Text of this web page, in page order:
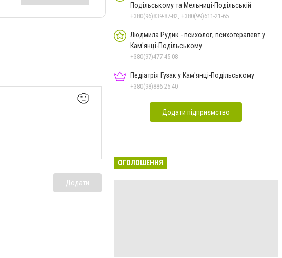
🙂
Додати
Подільському та Мельниці-Подільській
+380(96)839-87-82, +380(99)611-21-65
Людмила Рудик - психолог, психотерапевт у
Кам'янці-Подільському
+380(97)477-45-08
Педіатрія Гузак у Кам'янці-Подільському
+380(98)886-25-40
Додати підприємство
ОГОЛОШЕННЯ